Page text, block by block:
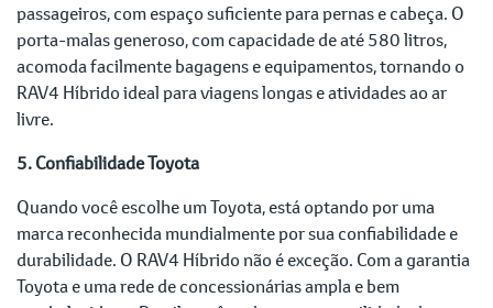
passageiros, com espaço suficiente para pernas e cabeça. O
porta-malas generoso, com capacidade de até 580 litros,
acomoda facilmente bagagens e equipamentos, tornando o
RAV4 Híbrido ideal para viagens longas e atividades ao ar
livre.
5. Confiabilidade Toyota
Quando você escolhe um Toyota, está optando por uma
marca reconhecida mundialmente por sua confiabilidade e
durabilidade. O RAV4 Híbrido não é exceção. Com a garantia
Toyota e uma rede de concessionárias ampla e bem